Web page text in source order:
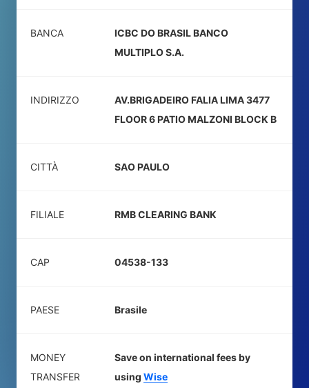
BANCA
ICBC DO BRASIL BANCO
MULTIPLO S.A.
INDIRIZZO
AV.BRIGADEIRO FALIA LIMA 3477
FLOOR 6 PATIO MALZONI BLOCK B
CITTÀ SAO PAULO
FILIALE RMB CLEARING BANK
CAP 04538-133
PAESE Brasile
MONEY
TRANSFER
Save on international fees by
using Wise